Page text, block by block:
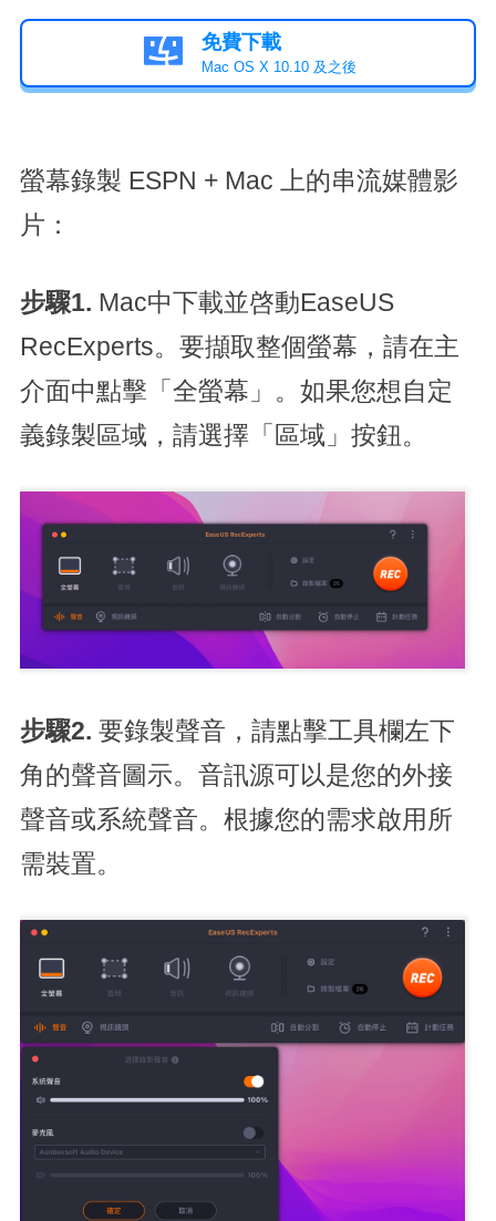
 免費下載
Mac OS X 10.10 及之後
螢幕錄製 ESPN + Mac 上的串流媒體影
片：
步驟1. Mac中下載並啓動EaseUS
RecExperts。要擷取整個螢幕，請在主
介面中點擊「全螢幕」。如果您想自定
義錄製區域，請選擇「區域」按鈕。
步驟2. 要錄製聲音，請點擊工具欄左下
角的聲音圖示。音訊源可以是您的外接
聲音或系統聲音。根據您的需求啟用所
需裝置。